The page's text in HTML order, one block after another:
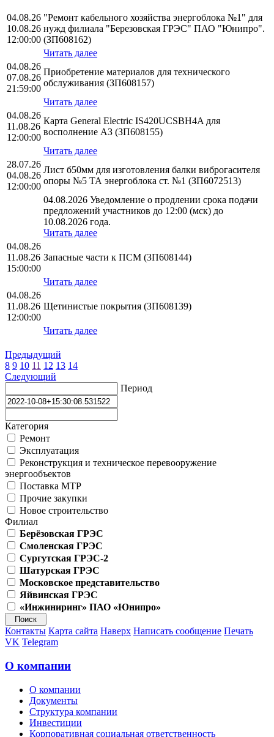
04.08.26
10.08.26
12:00:00
"Ремонт кабельного хозяйства энергоблока №1" для
нужд филиала "Березовская ГРЭС" ПАО "Юнипро".
(ЗП608162)
Читать далее
04.08.26
07.08.26
21:59:00
Приобретение материалов для технического
обслуживания (ЗП608157)
Читать далее
04.08.26
11.08.26
12:00:00
Карта General Electric IS420UCSBH4A для
восполнение АЗ (ЗП608155)
Читать далее
28.07.26
04.08.26
12:00:00
Лист б50мм для изготовления балки виброгасителя
опоры №5 ТА энергоблока ст. №1 (ЗП6072513)
04.08.2026 Уведомление о продлении срока подачи
предложений участников до 12:00 (мск) до
10.08.2026 года.
Читать далее
04.08.26
11.08.26
15:00:00
Запасные части к ПСМ (ЗП608144)
Читать далее
04.08.26
11.08.26
12:00:00
Щетинистые покрытия (ЗП608139)
Читать далее
Предыдущий
8 9 10 11 12 13 14
Следующий
Период
Категория
Ремонт
Эксплуатация
Реконструкция и техническое перевооружение
энергообъектов
Поставка МТР
Прочие закупки
Новое строительство
Филиал
Берёзовская ГРЭС
Смоленская ГРЭС
Сургутская ГРЭС-2
Шатурская ГРЭС
Московское представительство
Яйвинская ГРЭС
«Инжиниринг» ПАО «Юнипро»
Контакты Карта сайта Наверх Написать сообщение Печать
VK Telegram
О компании
О компании
Документы
Структура компании
Инвестиции
Корпоративная социальная ответственность